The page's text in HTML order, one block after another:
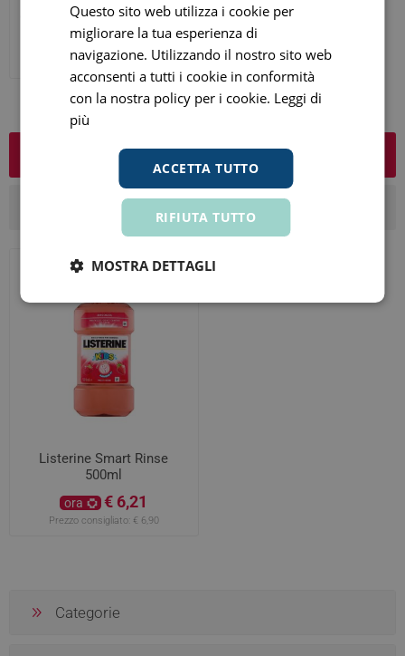
Gengive Menta Fresca 80ml
€ 1,91
Prezzo consigliato: € 2,25
Listerine Smart Rinse
500ml
ora € 6,21
Prezzo consigliato: € 6,90
Categorie
Questo sito web utilizza i cookie per
migliorare la tua esperienza di
navigazione. Utilizzando il nostro sito web
acconsenti a tutti i cookie in conformità
con la nostra policy per i cookie. Leggi di
più
ACCETTA TUTTO
RIFIUTA TUTTO
MOSTRA DETTAGLI